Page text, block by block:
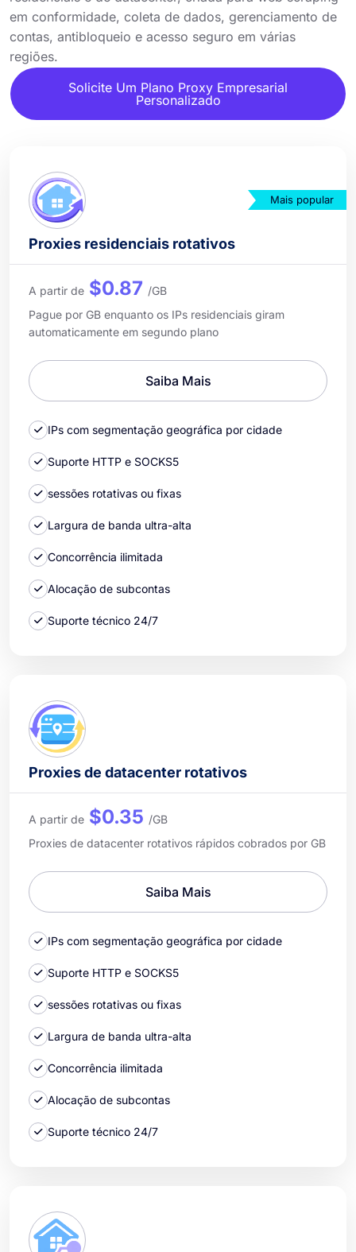
em conformidade, coleta de dados, gerenciamento de
contas, antibloqueio e acesso seguro em várias
regiões.
Solicite Um Plano Proxy Empresarial
Personalizado
Mais popular
Proxies residenciais rotativos
A partir de $0.87 /GB
Pague por GB enquanto os IPs residenciais giram
automaticamente em segundo plano
Saiba Mais
IPs com segmentação geográfica por cidade
Suporte HTTP e SOCKS5
sessões rotativas ou fixas
Largura de banda ultra-alta
Concorrência ilimitada
Alocação de subcontas
Suporte técnico 24/7
Proxies de datacenter rotativos
A partir de $0.35 /GB
Proxies de datacenter rotativos rápidos cobrados por GB
Saiba Mais
IPs com segmentação geográfica por cidade
Suporte HTTP e SOCKS5
sessões rotativas ou fixas
Largura de banda ultra-alta
Concorrência ilimitada
Alocação de subcontas
Suporte técnico 24/7